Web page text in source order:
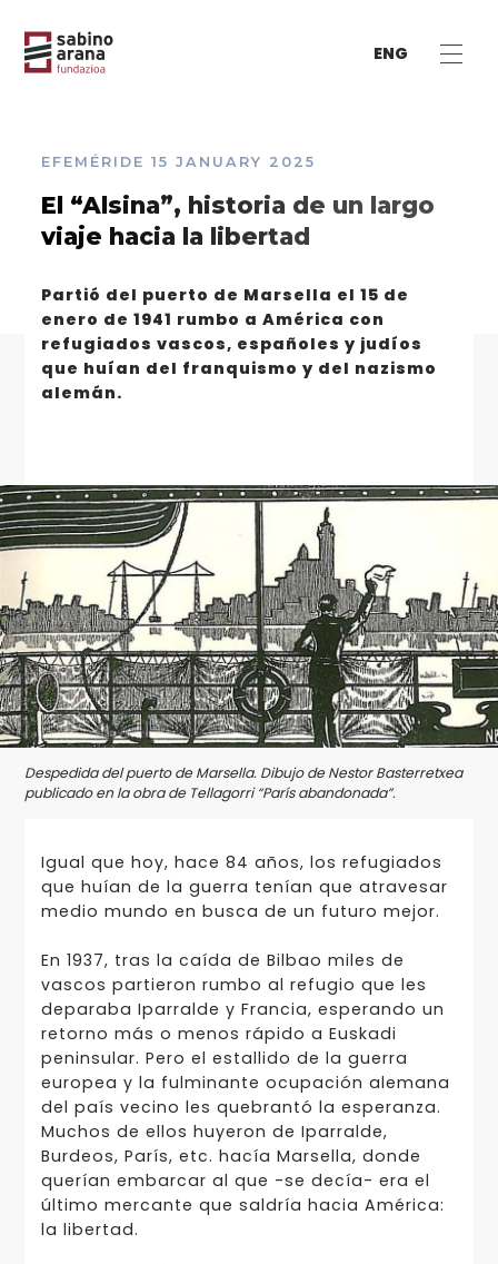
ENG
EFEMÉRIDE 15 JANUARY 2025
El “Alsina”, historia de un largo
viaje hacia la libertad
Partió del puerto de Marsella el 15 de
enero de 1941 rumbo a América con
refugiados vascos, españoles y judíos
que huían del franquismo y del nazismo
alemán.
Despedida del puerto de Marsella. Dibujo de Nestor Basterretxea
publicado en la obra de Tellagorri “París abandonada”.
Igual que hoy, hace 84 años, los refugiados
que huían de la guerra tenían que atravesar
medio mundo en busca de un futuro mejor.
En 1937, tras la caída de Bilbao miles de
vascos partieron rumbo al refugio que les
deparaba Iparralde y Francia, esperando un
retorno más o menos rápido a Euskadi
peninsular. Pero el estallido de la guerra
europea y la fulminante ocupación alemana
del país vecino les quebrantó la esperanza.
Muchos de ellos huyeron de Iparralde,
Burdeos, París, etc. hacía Marsella, donde
querían embarcar al que -se decía- era el
último mercante que saldría hacia América:
la libertad.